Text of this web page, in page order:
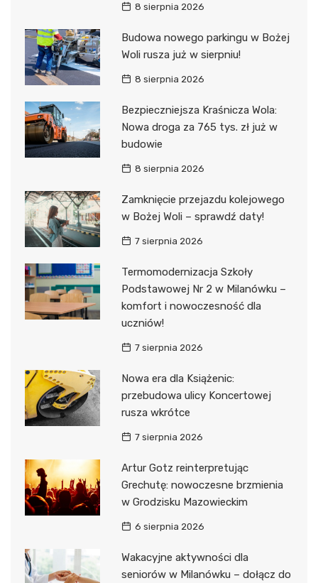
8 sierpnia 2026
Budowa nowego parkingu w Bożej
Woli rusza już w sierpniu!
8 sierpnia 2026
Bezpieczniejsza Kraśnicza Wola:
Nowa droga za 765 tys. zł już w
budowie
8 sierpnia 2026
Zamknięcie przejazdu kolejowego
w Bożej Woli – sprawdź daty!
7 sierpnia 2026
Termomodernizacja Szkoły
Podstawowej Nr 2 w Milanówku –
komfort i nowoczesność dla
uczniów!
7 sierpnia 2026
Nowa era dla Książenic:
przebudowa ulicy Koncertowej
rusza wkrótce
7 sierpnia 2026
Artur Gotz reinterpretując
Grechutę: nowoczesne brzmienia
w Grodzisku Mazowieckim
6 sierpnia 2026
Wakacyjne aktywności dla
seniorów w Milanówku – dołącz do